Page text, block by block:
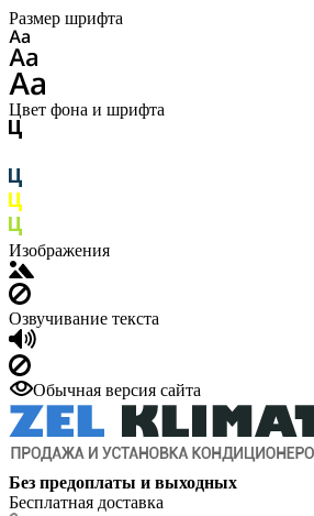
Размер шрифта
Цвет фона и шрифта
Изображения
Озвучивание текста
Обычная версия сайта
Без предоплаты и выходных
Бесплатная доставка